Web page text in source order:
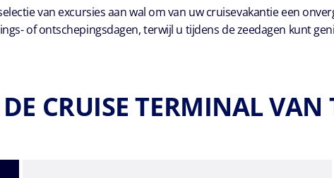
van excursies aan wal om van uw cruisevakantie een
of ontschepingsdagen, terwijl u tijdens de zeedagen kunt
CRUISE TERMINAL